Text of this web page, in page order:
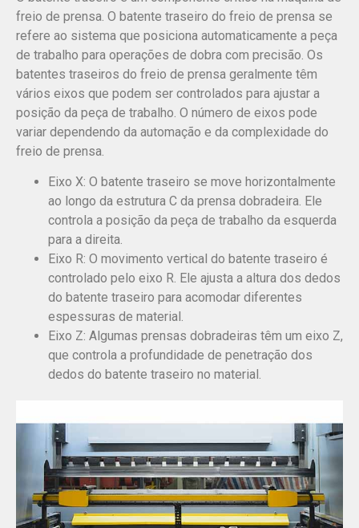
freio de prensa. O batente traseiro do freio de prensa se
refere ao sistema que posiciona automaticamente a peça
de trabalho para operações de dobra com precisão. Os
batentes traseiros do freio de prensa geralmente têm
vários eixos que podem ser controlados para ajustar a
posição da peça de trabalho. O número de eixos pode
variar dependendo da automação e da complexidade do
freio de prensa.
Eixo X: O batente traseiro se move horizontalmente
ao longo da estrutura C da prensa dobradeira. Ele
controla a posição da peça de trabalho da esquerda
para a direita.
Eixo R: O movimento vertical do batente traseiro é
controlado pelo eixo R. Ele ajusta a altura dos dedos
do batente traseiro para acomodar diferentes
espessuras de material.
Eixo Z: Algumas prensas dobradeiras têm um eixo Z,
que controla a profundidade de penetração dos
dedos do batente traseiro no material.